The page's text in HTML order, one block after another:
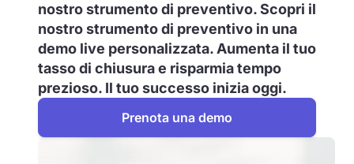
nostro strumento di preventivo. Scopri il
nostro strumento di preventivo in una
demo live personalizzata. Aumenta il tuo
tasso di chiusura e risparmia tempo
prezioso. Il tuo successo inizia oggi.
Prenota una demo